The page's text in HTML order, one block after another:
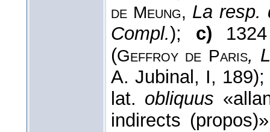
de Meung, La resp.
Compl.); c)
(Geffroy de Paris,
A. Jubinal, I,
lat. obliquus
indirects